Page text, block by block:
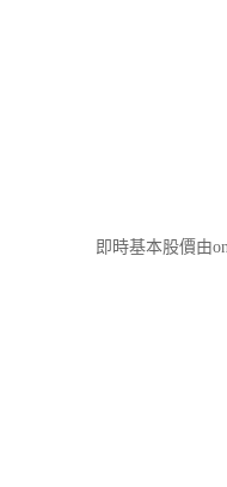
即時基本股價由